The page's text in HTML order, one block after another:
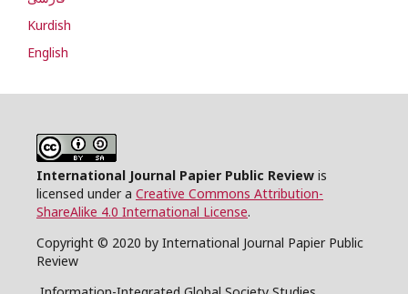
Kurdish
English
International Journal Papier Public Review is
licensed under a Creative Commons Attribution-
ShareAlike 4.0 International License.
Copyright © 2020 by International Journal Papier Public
Review